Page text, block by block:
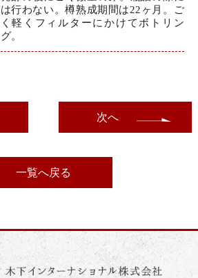
は行わない。樽熟成期間は22ヶ月。ご
く軽くフィルターにかけてボトリン
グ。
一覧へ戻る
次へ